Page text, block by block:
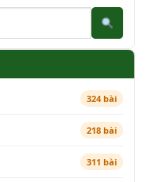
324 bài
218 bài
311 bài